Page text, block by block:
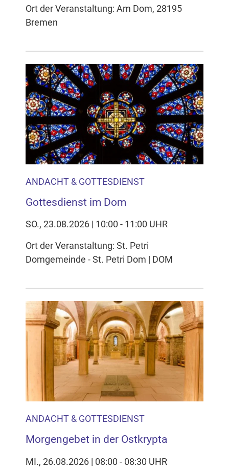
Ort der Veranstaltung: Am Dom, 28195
Bremen
ANDACHT & GOTTESDIENST
Gottesdienst im Dom
SO., 23.08.2026 | 10:00 - 11:00 UHR
Ort der Veranstaltung: St. Petri
Domgemeinde - St. Petri Dom | DOM
ANDACHT & GOTTESDIENST
Morgengebet in der Ostkrypta
MI., 26.08.2026 | 08:00 - 08:30 UHR